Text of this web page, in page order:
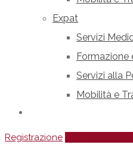
Expat
Servizi
Formazione
Servizi alla
Mobilità e
Registrazione